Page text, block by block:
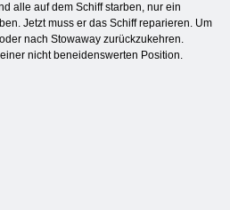
alle auf dem Schiff starben, nur ein
Jetzt muss er das Schiff reparieren. Um
nach Stowaway zurückzukehren.
nicht beneidenswerten Position.